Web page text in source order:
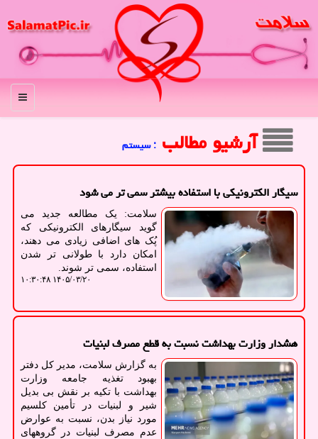
منو
آرشیو مطالب : سیستم
سیگار الکترونیکی با استفاده بیشتر سمی تر می شود
سلامت: یک مطالعه جدید می
گوید سیگارهای الکترونیکی که
پُک های اضافی زیادی می دهند،
امکان دارد با طولانی تر شدن
استفاده، سمی تر شوند.
۱۴۰۵/۰۳/۲۰ ۱۰:۳۰:۴۸
هشدار وزارت بهداشت نسبت به قطع مصرف لبنیات
به گزارش سلامت، مدیر کل دفتر
بهبود تغذیه جامعه وزارت
بهداشت با تکیه بر نقش بی بدیل
شیر و لبنیات در تأمین کلسیم
مورد نیاز بدن، نسبت به عوارض
عدم مصرف لبنیات در گروههای